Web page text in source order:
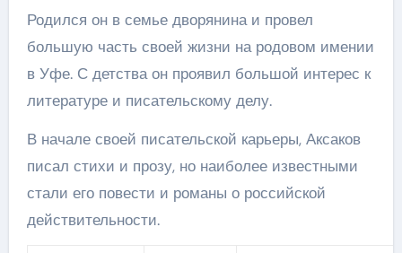
Родился он в семье дворянина и провел
большую часть своей жизни на родовом имении
в Уфе. С детства он проявил большой интерес к
литературе и писательскому делу.
В начале своей писательской карьеры, Аксаков
писал стихи и прозу, но наиболее известными
стали его повести и романы о российской
действительности.